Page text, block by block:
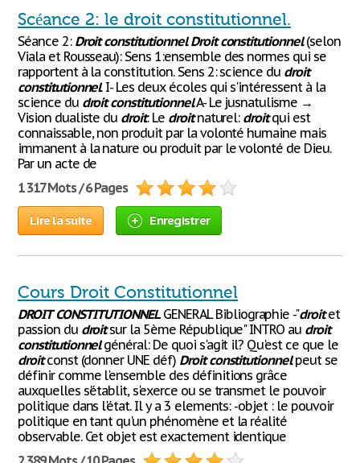
Scéance 2: le droit constitutionnel.
Séance 2: Droit constitutionnel Droit constitutionnel(selon
Viala et Rousseau): Sens 1:ensemble des normes qui se
rapportent à la constitution. Sens 2: science du droit
constitutionnel. I- Les deux écoles qui s'intéressent à la
science du droit constitutionnelA- Le jusnatulisme →
Vision dualiste du droit: Le droitnaturel: droitqui est
connaissable, non produit par la volonté humaine mais
immanent à la nature ou produit par le volonté de Dieu.
Par un acte de
1 317 Mots / 6 Pages
Lire la suite Enregistrer
Cours Droit Constitutionnel
DROITCONSTITUTIONNELGENERAL Bibliographie -"droitet
passion du droitsur la 5ème République" INTRO au droit
constitutionnelgénéral: De quoi s'agit il? Qu'est ce que le
droitconst (donner UNE déf) Droit constitutionnelpeut se
définir comme l'ensemble des définitions grâce
auxquelles s'établit, s'exerce ou se transmet le pouvoir
politique dans l'état. Il y a 3 elements: -objet : le pouvoir
politique en tant qu'un phénomène et la réalité
observable. Cet objet est exactement identique